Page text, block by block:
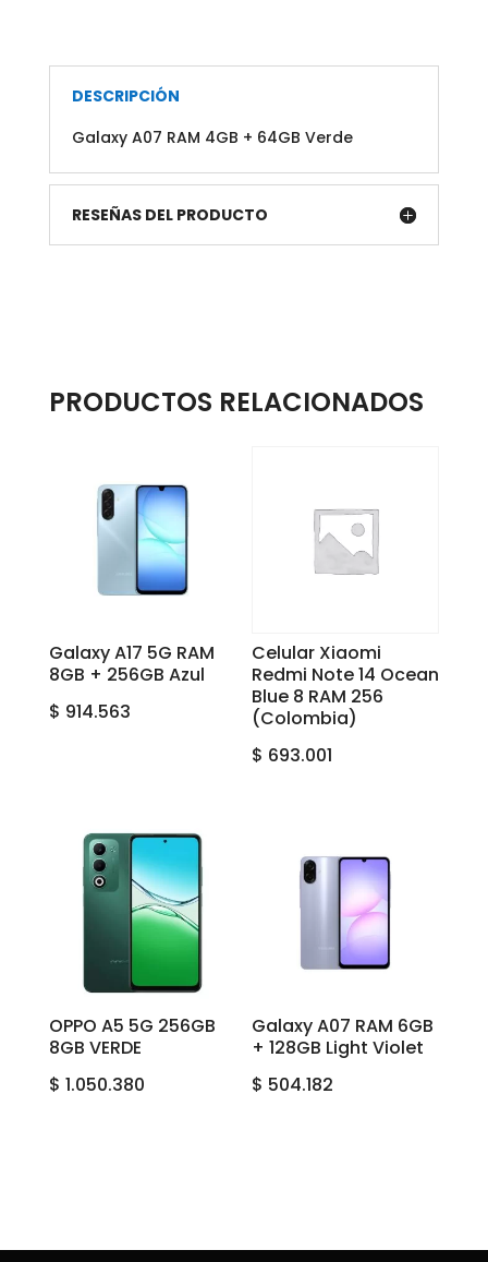
DESCRIPCIÓN
Galaxy A07 RAM 4GB + 64GB Verde
RESEÑAS DEL PRODUCTO
PRODUCTOS RELACIONADOS
Galaxy A17 5G RAM
8GB + 256GB Azul
$ 914.563
Celular Xiaomi
Redmi Note 14 Ocean
Blue 8 RAM 256
(Colombia)
$ 693.001
OPPO A5 5G 256GB
8GB VERDE
$ 1.050.380
Galaxy A07 RAM 6GB
+ 128GB Light Violet
$ 504.182